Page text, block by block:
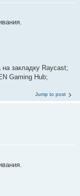
закладку Raycast;
Gaming Hub;
Jump to post